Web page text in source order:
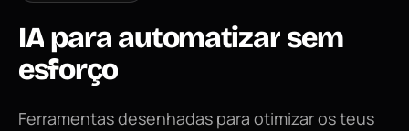
IA para automatizar sem
esforço
Ferramentas desenhadas para otimizar os teus